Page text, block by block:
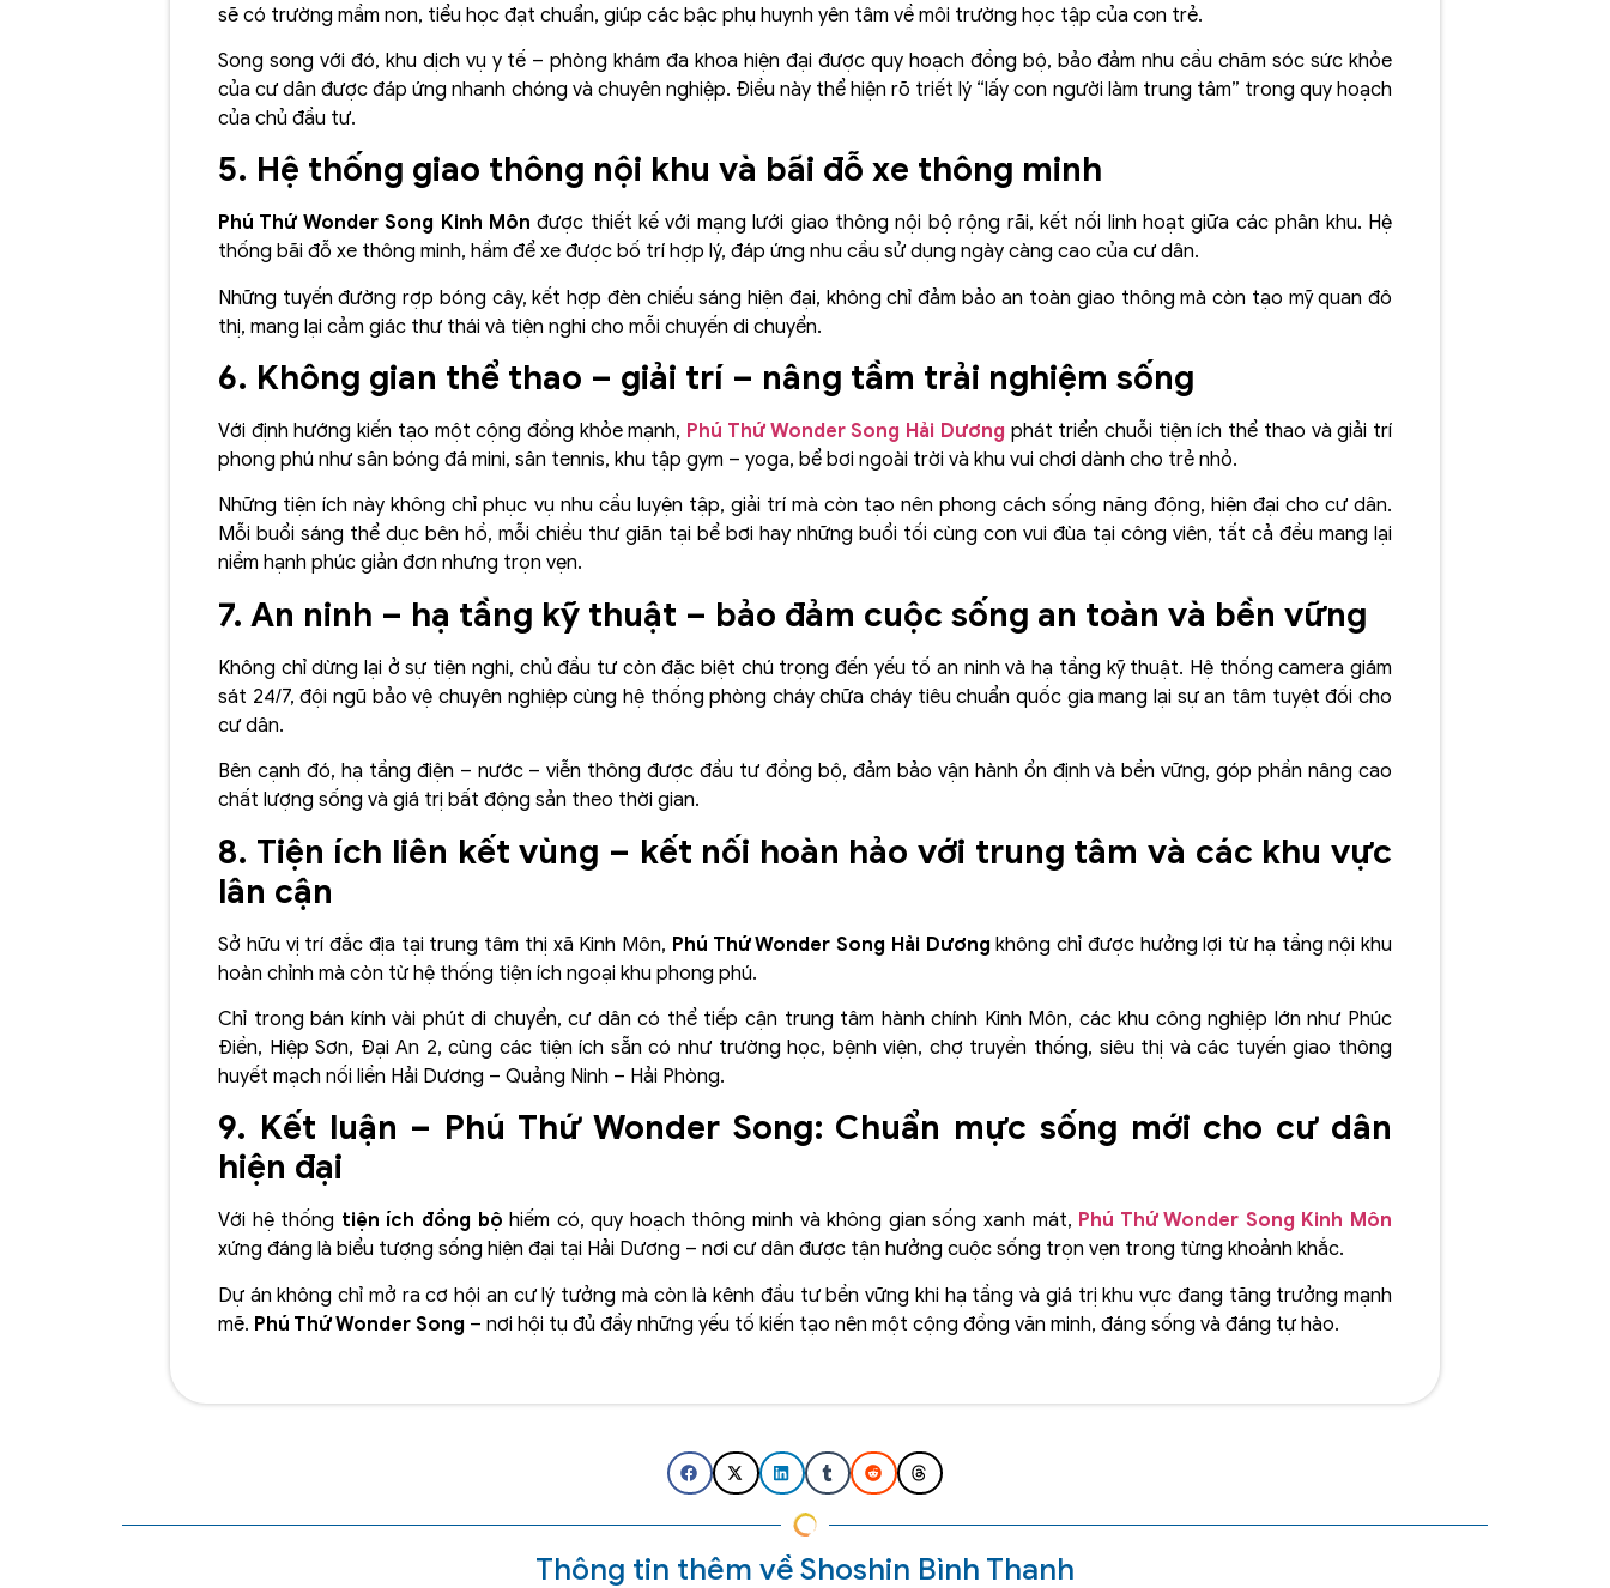
sẽ có trường mầm non, tiểu học đạt chuẩn, giúp các bậc phụ huynh yên tâm về môi trường học tập của con trẻ.
Song song với đó, khu dịch vụ y tế – phòng khám đa khoa hiện đại được quy hoạch đồng bộ, bảo đảm nhu cầu chăm sóc sức khỏe
của cư dân được đáp ứng nhanh chóng và chuyên nghiệp. Điều này thể hiện rõ triết lý “lấy con người làm trung tâm” trong quy hoạch
của chủ đầu tư.
5. Hệ thống giao thông nội khu và bãi đỗ xe thông minh
Phú Thứ Wonder Song Kinh Môn được thiết kế với mạng lưới giao thông nội bộ rộng rãi, kết nối linh hoạt giữa các phân khu. Hệ
thống bãi đỗ xe thông minh, hầm để xe được bố trí hợp lý, đáp ứng nhu cầu sử dụng ngày càng cao của cư dân.
Những tuyến đường rợp bóng cây, kết hợp đèn chiếu sáng hiện đại, không chỉ đảm bảo an toàn giao thông mà còn tạo mỹ quan đô
thị, mang lại cảm giác thư thái và tiện nghi cho mỗi chuyến di chuyển.
6. Không gian thể thao – giải trí – nâng tầm trải nghiệm sống
Với định hướng kiến tạo một cộng đồng khỏe mạnh, Phú Thứ Wonder Song Hải Dương phát triển chuỗi tiện ích thể thao và giải trí
phong phú như sân bóng đá mini, sân tennis, khu tập gym – yoga, bể bơi ngoài trời và khu vui chơi dành cho trẻ nhỏ.
Những tiện ích này không chỉ phục vụ nhu cầu luyện tập, giải trí mà còn tạo nên phong cách sống năng động, hiện đại cho cư dân.
Mỗi buổi sáng thể dục bên hồ, mỗi chiều thư giãn tại bể bơi hay những buổi tối cùng con vui đùa tại công viên, tất cả đều mang lại
niềm hạnh phúc giản đơn nhưng trọn vẹn.
7. An ninh – hạ tầng kỹ thuật – bảo đảm cuộc sống an toàn và bền vững
Không chỉ dừng lại ở sự tiện nghi, chủ đầu tư còn đặc biệt chú trọng đến yếu tố an ninh và hạ tầng kỹ thuật. Hệ thống camera giám
sát 24/7, đội ngũ bảo vệ chuyên nghiệp cùng hệ thống phòng cháy chữa cháy tiêu chuẩn quốc gia mang lại sự an tâm tuyệt đối cho
cư dân.
Bên cạnh đó, hạ tầng điện – nước – viễn thông được đầu tư đồng bộ, đảm bảo vận hành ổn định và bền vững, góp phần nâng cao
chất lượng sống và giá trị bất động sản theo thời gian.
8. Tiện ích liên kết vùng – kết nối hoàn hảo với trung tâm và các khu vực
lân cận
Sở hữu vị trí đắc địa tại trung tâm thị xã Kinh Môn, Phú Thứ Wonder Song Hải Dươngkhông chỉ được hưởng lợi từ hạ tầng nội khu
hoàn chỉnh mà còn từ hệ thống tiện ích ngoại khu phong phú.
Chỉ trong bán kính vài phút di chuyển, cư dân có thể tiếp cận trung tâm hành chính Kinh Môn, các khu công nghiệp lớn như Phúc
Điền, Hiệp Sơn, Đại An 2, cùng các tiện ích sẵn có như trường học, bệnh viện, chợ truyền thống, siêu thị và các tuyến giao thông
huyết mạch nối liền Hải Dương – Quảng Ninh – Hải Phòng.
9. Kết luận – Phú Thứ Wonder Song: Chuẩn mực sống mới cho cư dân
hiện đại
Với hệ thống tiện ích đồng bộ hiếm có, quy hoạch thông minh và không gian sống xanh mát, Phú Thứ Wonder Song Kinh Môn
xứng đáng là biểu tượng sống hiện đại tại Hải Dương – nơi cư dân được tận hưởng cuộc sống trọn vẹn trong từng khoảnh khắc.
Dự án không chỉ mở ra cơ hội an cư lý tưởng mà còn là kênh đầu tư bền vững khi hạ tầng và giá trị khu vực đang tăng trưởng mạnh
mẽ. Phú Thứ Wonder Song – nơi hội tụ đủ đầy những yếu tố kiến tạo nên một cộng đồng văn minh, đáng sống và đáng tự hào.
Thông tin thêm về Shoshin Bình Thanh